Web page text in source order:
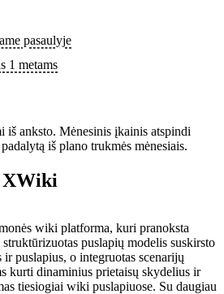
pasaulyje
1 metams
iš anksto. Mėnesinis įkainis atspindi
iš plano trukmės mėnesiais.
XWiki
wiki platforma, kuri pranoksta
puslapių modelis suskirsto
puslapius, o integruotas scenarijų
kurti dinaminius prietaisų skydelius ir
tiesiogiai wiki puslapiuose. Su daugiau